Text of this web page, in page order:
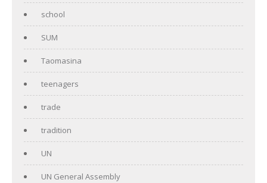
school
SUM
Taomasina
teenagers
trade
tradition
UN
UN General Assembly